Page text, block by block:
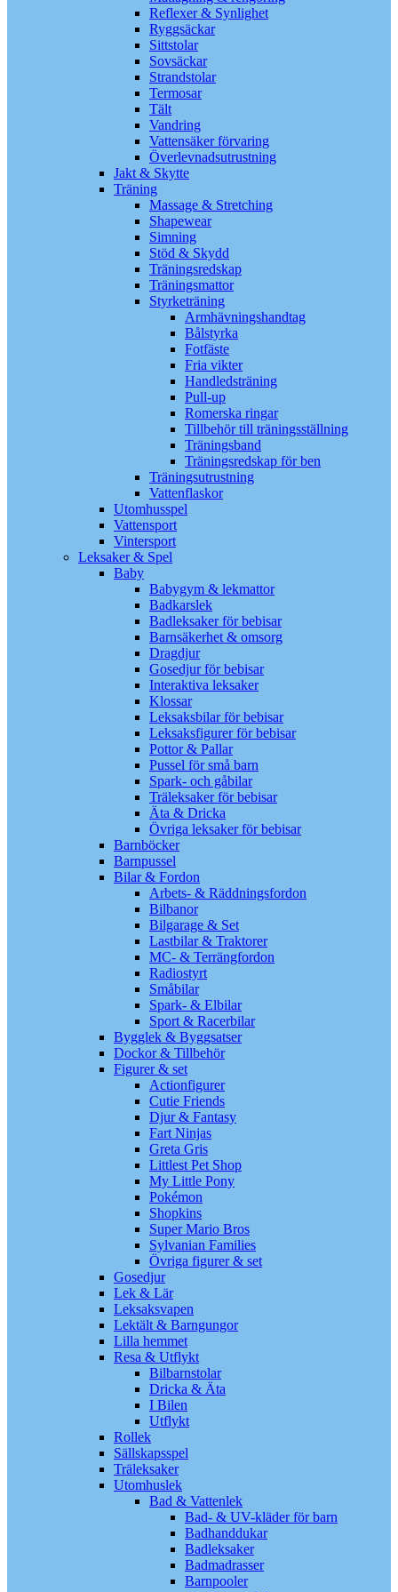
Reflexer & Synlighet
Ryggsäckar
Sittstolar
Sovsäckar
Strandstolar
Termosar
Tält
Vandring
Vattensäker förvaring
Överlevnadsutrustning
Jakt & Skytte
Träning
Massage & Stretching
Shapewear
Simning
Stöd & Skydd
Träningsredskap
Träningsmattor
Styrketräning
Armhävningshandtag
Bålstyrka
Fotfäste
Fria vikter
Handledsträning
Pull-up
Romerska ringar
Tillbehör till träningsställning
Träningsband
Träningsredskap för ben
Träningsutrustning
Vattenflaskor
Utomhusspel
Vattensport
Vintersport
Leksaker & Spel
Baby
Babygym & lekmattor
Badkarslek
Badleksaker för bebisar
Barnsäkerhet & omsorg
Dragdjur
Gosedjur för bebisar
Interaktiva leksaker
Klossar
Leksaksbilar för bebisar
Leksaksfigurer för bebisar
Pottor & Pallar
Pussel för små barn
Spark- och gåbilar
Träleksaker för bebisar
Äta & Dricka
Övriga leksaker för bebisar
Barnböcker
Barnpussel
Bilar & Fordon
Arbets- & Räddningsfordon
Bilbanor
Bilgarage & Set
Lastbilar & Traktorer
MC- & Terrängfordon
Radiostyrt
Småbilar
Spark- & Elbilar
Sport & Racerbilar
Bygglek & Byggsatser
Dockor & Tillbehör
Figurer & set
Actionfigurer
Cutie Friends
Djur & Fantasy
Fart Ninjas
Greta Gris
Littlest Pet Shop
My Little Pony
Pokémon
Shopkins
Super Mario Bros
Sylvanian Families
Övriga figurer & set
Gosedjur
Lek & Lär
Leksaksvapen
Lektält & Barngungor
Lilla hemmet
Resa & Utflykt
Bilbarnstolar
Dricka & Äta
I Bilen
Utflykt
Rollek
Sällskapsspel
Träleksaker
Utomhuslek
Bad & Vattenlek
Bad- & UV-kläder för barn
Badhanddukar
Badleksaker
Badmadrasser
Barnpooler